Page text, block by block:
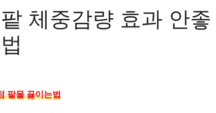
체중감량 효과 안좋
팥물 끓이는법